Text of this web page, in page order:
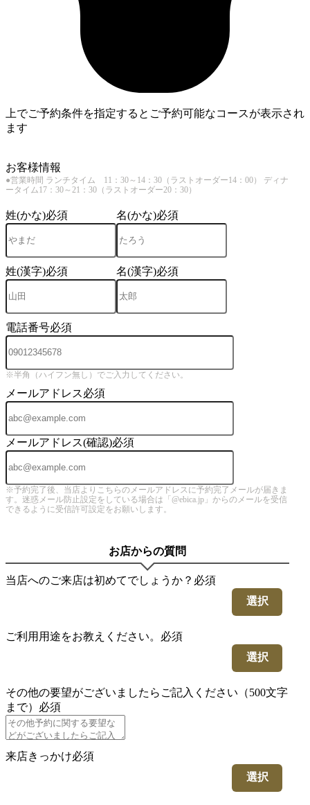
上でご予約条件を指定するとご予約可能なコースが表示され
ます
お客様情報
●営業時間 ランチタイム 11：30～14：30（ラストオーダー14：00） ディナ
ータイム17：30～21：30（ラストオーダー20：30）
姓(かな)必須 名(かな)必須
姓(漢字)必須 名(漢字)必須
電話番号必須
※半角（ハイフン無し）でご入力してください。
メールアドレス必須
メールアドレス(確認)必須
※予約完了後、当店よりこちらのメールアドレスに予約完了メールが届きま
す。迷惑メール防止設定をしている場合は「@ebica.jp」からのメールを受信
できるように受信許可設定をお願いします。
お店からの質問
当店へのご来店は初めてでしょうか？ 必須
選択
ご利用用途をお教えください。 必須
選択
その他の要望がございましたらご記入ください（500文字
まで） 必須
来店きっかけ必須
選択